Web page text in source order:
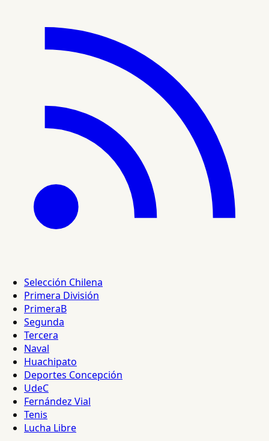
Selección Chilena
Primera División
PrimeraB
Segunda
Tercera
Naval
Huachipato
Deportes Concepción
UdeC
Fernández Vial
Tenis
Lucha Libre